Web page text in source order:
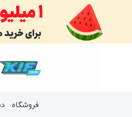
فروشگاه